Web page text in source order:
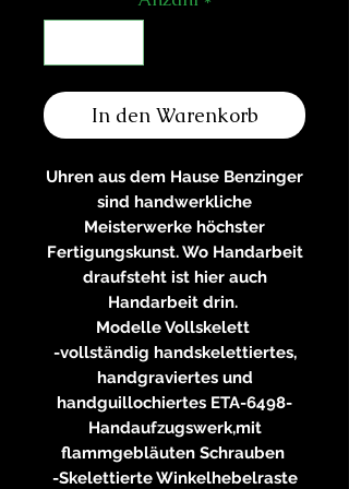
In den Warenkorb
Uhren aus dem Hause Benzinger
sind handwerkliche
Meisterwerke höchster
Fertigungskunst. Wo Handarbeit
draufsteht ist hier auch
Handarbeit drin.
Modelle Vollskelett
-vollständig handskelettiertes,
handgraviertes und
handguillochiertes ETA-6498-
Handaufzugswerk,mit
flammgebläuten Schrauben
-Skelettierte Winkelhebelraste